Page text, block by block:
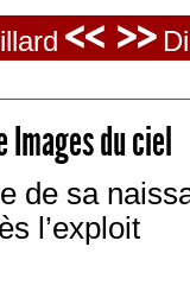
<< >>
Images du ciel
de sa
l’exploit